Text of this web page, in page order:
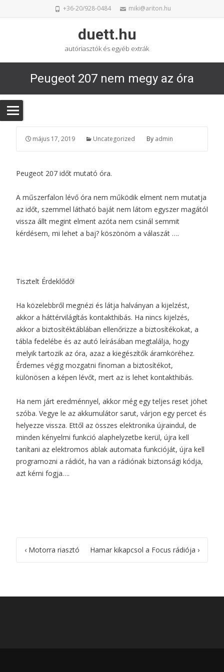
+36-20/928-0484 miki@ariton.hu
duett.hu
autóriasztók és egyéb extrák
Peugeot 207 nem megy az óra
május 17, 2019 Uncategorized By admin
Peugeot 207 időt mutató óra.
A műszerfalon lévő óra nem működik elment nem mutatja
az időt, szemmel látható baját nem látom egyszer magától
vissza állt megint elment azóta nem csinál semmit
kérdésem, mi lehet a baj? köszönöm a válaszát ….
Tisztelt Érdeklődő!
Ha közelebbről megnézi és látja halványan a kijelzést,
akkor a háttérvilágítás kontakthibás. Ha nincs kijelzés,
akkor a biztosítéktáblában ellenőrizze a biztosítékokat, a
tábla fedelébe és az autó leírásában megtalálja, hogy
melyik tartozik az óra, azaz a kiegészítők áramköréhez.
Érdemes végig mozgatni finoman a biztosítékot,
különösen a képen lévőt, mert az is lehet kontakthibás.
Ha nem járt eredménnyel, akkor még egy teljes reset jöhet
szóba. Vegye le az akkumulátor sarut, várjon egy percet és
helyezze vissza. Ettől az összes elektronika újraindul, de
minden kényelmi funkció alaphelyzetbe kerül, újra kell
tanítani az elektromos ablak automata funkcióját, újra kell
programozni a rádiót, ha van a rádiónak biztonsági kódja,
azt kérni fogja….
Post
navigation
‹ Motorra riasztó Hamar kikapcsol a Focus rádiója ›